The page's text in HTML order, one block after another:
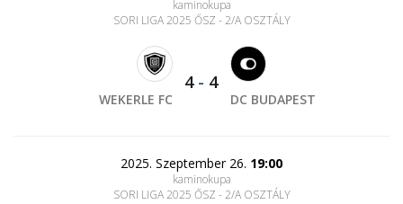
kaminokupa
SORI LIGA 2025 ŐSZ - 2/A OSZTÁLY
WEKERLE FC
4- 4
DC BUDAPEST
2025. Szeptember 26. 19:00
kaminokupa
SORI LIGA 2025 ŐSZ - 2/A OSZTÁLY